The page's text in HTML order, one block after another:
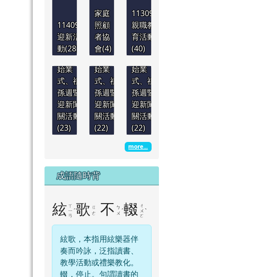
1140901
迎新活
動(28)
家庭
照顧
者協
會(4)
1130921
親職教
育活動
(40)
1130830
始業
式、祖
孫週暨
迎新闖
關活動
(23)
1130830
始業
式、祖
孫週暨
迎新闖
關活動
(22)
1130830
始業
式、祖
孫週暨
迎新闖
關活動
(22)
more...
成語隨時背
絃 ㄒ
ㄧ
ㄢ
ˊ歌 ㄍ
ㄜ
不 ㄅ
ㄨ ˊ輟
ㄔ
ㄨ
ㄛ
ˋ
絃歌，本指用絃樂器伴
奏而吟詠，泛指讀書、
教學活動或禮樂教化。
輟，停止。句謂讀書的